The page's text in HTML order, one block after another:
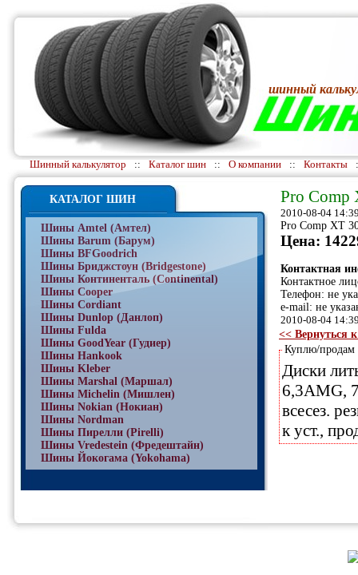
шинный
Шинный калькулятор :: Каталог шин :: О компании :: Контакты
КАТАЛОГ ШИН
Шины Amtel (Амтел)
Шины Barum (Барум)
Шины BFGoodrich
Шины Бриджстоун (Bridgestone)
Шины Континенталь (Continental)
Шины Cooper
Шины Cordiant
Шины Dunlop (Данлоп)
Шины Fulda
Шины GoodYear (Гудиер)
Шины Hankook
Шины Kleber
Шины Marshal (Маршал)
Шины Michelin (Мишлен)
Шины Nokian (Нокиан)
Шины Nordman
Шины Пирелли (Pirelli)
Шины Vredestein (Фредештайн)
Шины Йокогама (Yokohama)
Pro Comp
2010-08-04
Pro Comp XT
Цена:
Контактная
Контактное
Телефон: не
e-mail: не
2010-08-04
<< Вернуться
Куплю/
Диски
6,3AMG,
всесез.
к уст.,